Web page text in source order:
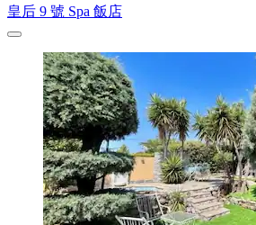
皇后 9 號 Spa 飯店